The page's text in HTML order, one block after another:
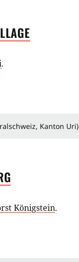
.
Kanton Uri)
Königstein.